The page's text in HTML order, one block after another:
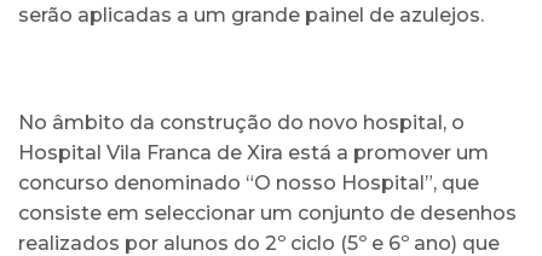
serão aplicadas a um grande painel de azulejos.
No âmbito da construção do novo hospital, o
Hospital Vila Franca de Xira está a promover um
concurso denominado “O nosso Hospital”, que
consiste em seleccionar um conjunto de desenhos
realizados por alunos do 2º ciclo (5º e 6º ano) que